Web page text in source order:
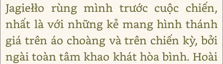
Jagiełło rùng mình trước cuộc chiến,
nhất là với những kẻ mang hình thánh
giá trên áo choàng và trên chiến kỳ, bởi
ngài toàn tâm khao khát hòa bình. Hoài